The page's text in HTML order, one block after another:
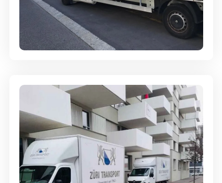
Full-Service - Für Privatumzüge